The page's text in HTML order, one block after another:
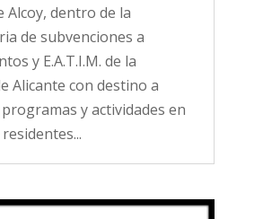
Alcoy, dentro de la
de subvenciones a
y E.A.T.I.M. de la
Alicante con destino a
y actividades en